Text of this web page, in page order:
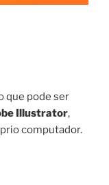
que pode ser
Illustrator,
computador.